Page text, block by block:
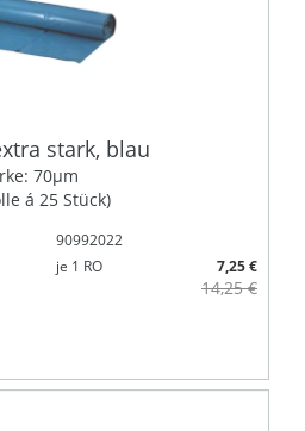
stark, blau
70µm
á 25 Stück)
90992022
je 1 RO 7,25 €
14,25 €